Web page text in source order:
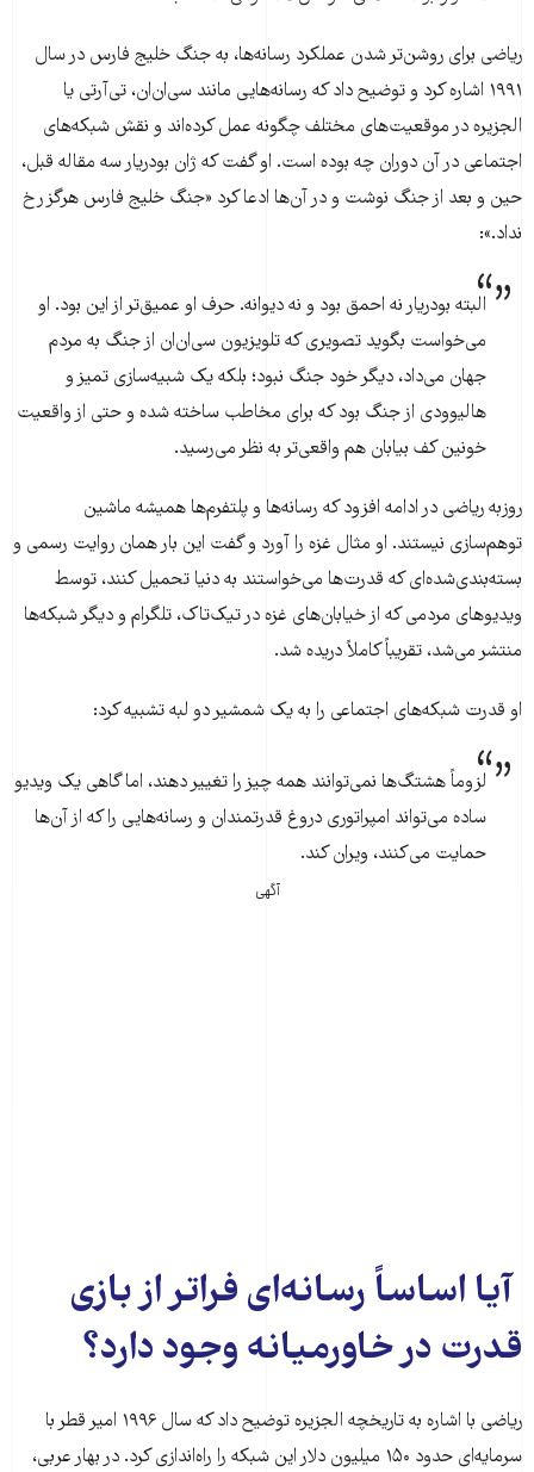
ریاضی برای روشن‌تر شدن عملکرد رسانه‌ها، به جنگ خلیج فارس در سال
۱۹۹۱ اشاره کرد و توضیح داد که رسانه‌هایی مانند سی‌ان‌ان، تی‌آرتی یا
الجزیره در موقعیت‌های مختلف چگونه عمل کرده‌اند و نقش شبکه‌های
اجتماعی در آن دوران چه بوده است. او گفت که ژان بودریار سه مقاله قبل،
حین و بعد از جنگ نوشت و در آن‌ها ادعا کرد «جنگ خلیج فارس هرگز رخ
نداد.»:
البته بودریار نه احمق بود و نه دیوانه. حرف او عمیق‌تر از این بود. او
می‌خواست بگوید تصویری که تلویزیون سی‌ان‌ان از جنگ به مردم
جهان می‌داد، دیگر خود جنگ نبود؛ بلکه یک شبیه‌سازی تمیز و
هالیوودی از جنگ بود که برای مخاطب ساخته شده و حتی از واقعیت
خونین کف بیابان هم واقعی‌تر به نظر می‌رسید.
روزبه ریاضی در ادامه افزود که رسانه‌ها و پلتفرم‌ها همیشه ماشین
توهم‌سازی نیستند. او مثال غزه را آورد و گفت این بار همان روایت رسمی و
بسته‌بندی‌شده‌ای که قدرت‌ها می‌خواستند به دنیا تحمیل کنند، توسط
ویدیوهای مردمی که از خیابان‌های غزه در تیک‌تاک، تلگرام و دیگر شبکه‌ها
منتشر می‌شد، تقریباً کاملاً دریده شد.
او قدرت شبکه‌های اجتماعی را به یک شمشیر دو لبه تشبیه کرد:
لزوماً هشتگ‌ها نمی‌توانند همه چیز را تغییر دهند، اما گاهی یک ویدیو
ساده می‌تواند امپراتوری دروغ قدرتمندان و رسانه‌هایی را که از آن‌ها
حمایت می‌کنند، ویران کند.
آگهی
آیا اساساً رسانه‌ای فراتر از بازی
قدرت در خاورمیانه وجود دارد؟
ریاضی با اشاره به تاریخچه الجزیره توضیح داد که سال ۱۹۹۶ امیر قطر با
سرمایه‌ای حدود ۱۵۰ میلیون دلار این شبکه را راه‌اندازی کرد. در بهار عربی،